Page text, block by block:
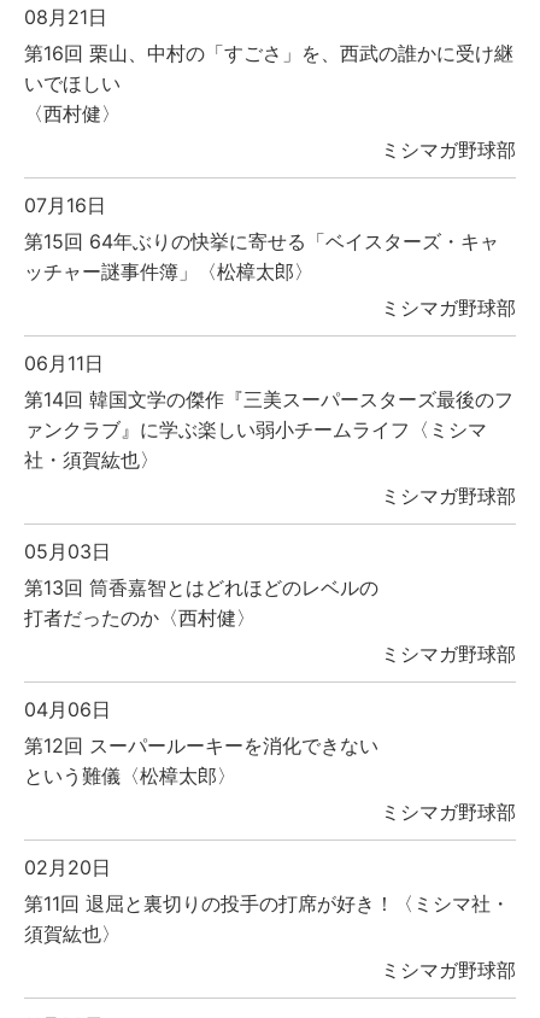
08月21日
第16回 栗山、中村の「すごさ」を、西武の誰かに受け継
いでほしい
〈西村健〉
ミシマガ野球部
07月16日
第15回 64年ぶりの快挙に寄せる「ベイスターズ・キャ
ッチャー謎事件簿」〈松樟太郎〉
ミシマガ野球部
06月11日
第14回 韓国文学の傑作『三美スーパースターズ最後のフ
ァンクラブ』に学ぶ楽しい弱小チームライフ〈ミシマ
社・須賀紘也〉
ミシマガ野球部
05月03日
第13回 筒香嘉智とはどれほどのレベルの
打者だったのか〈西村健〉
ミシマガ野球部
04月06日
第12回 スーパールーキーを消化できない
という難儀〈松樟太郎〉
ミシマガ野球部
02月20日
第11回 退屈と裏切りの投手の打席が好き！〈ミシマ社・
須賀紘也〉
ミシマガ野球部